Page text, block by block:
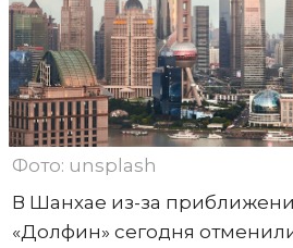
Фото: unsplash
В Шанхае из-за
«Долфин» сегодня